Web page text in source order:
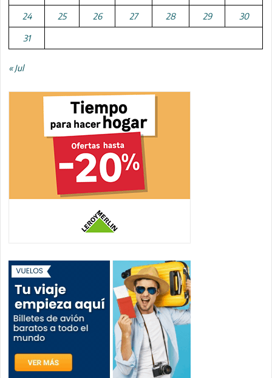
24 25 26 27 28 29 30
31
« Jul